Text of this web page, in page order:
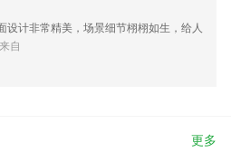
设计非常精美，场景细节栩栩如生，给人
来自
更多